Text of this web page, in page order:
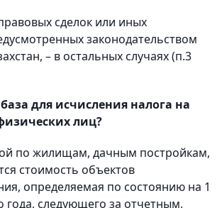
сделок или иных
законодательством
– в остальных случаях (п.3
для исчисления налога на
лиц?
по жилищам, дачным постройкам,
стоимость объектов
определяемая по состоянию на 1
года, следующего за отчетным,